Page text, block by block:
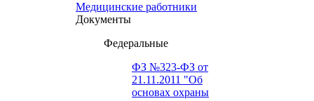
Медицинские работники
Документы
Федеральные
ФЗ №323-ФЗ от
21.11.2011 "Об
основах охраны